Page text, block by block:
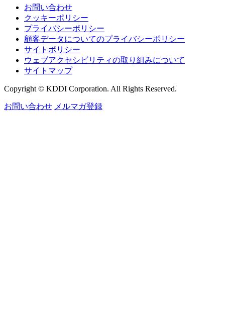
お問い合わせ
クッキーポリシー
プライバシーポリシー
顧客データについてのプライバシーポリシー
サイトポリシー
ウェブアクセシビリティの取り組みについて
サイトマップ
Copyright © KDDI Corporation. All Rights Reserved.
お問い合わせ メルマガ登録